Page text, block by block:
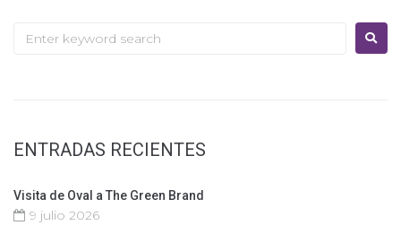
ENTRADAS RECIENTES
Visita de Oval a The Green Brand
9 julio 2026